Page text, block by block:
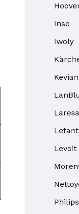
Inse
Iwoly
Kevian
Lefant
Levoit
Philips